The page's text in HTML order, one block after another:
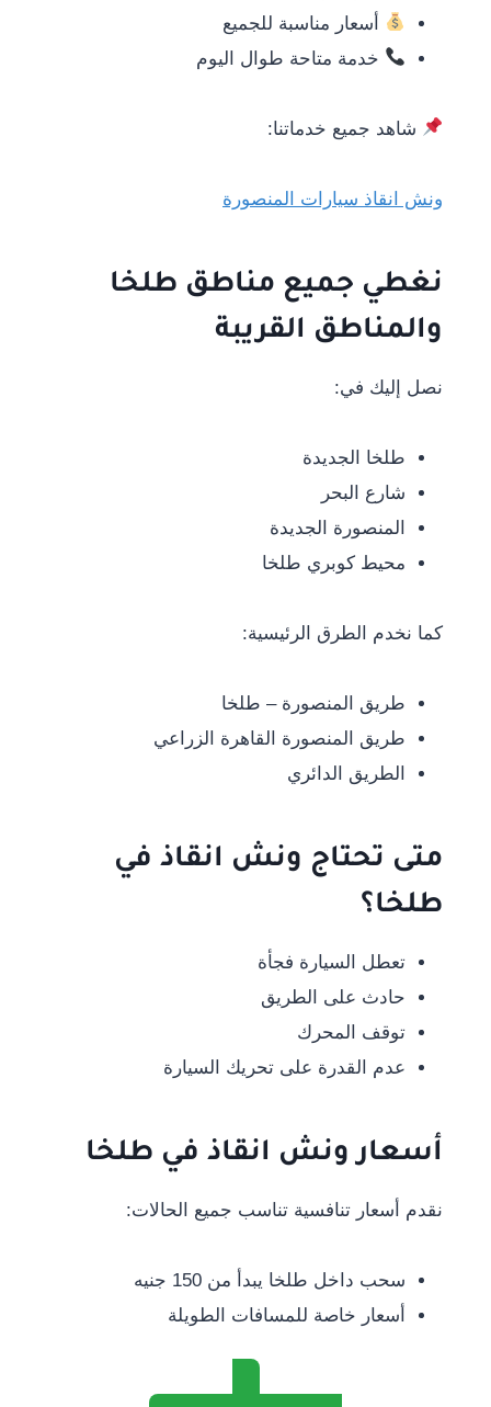
أسعار مناسبة للجميع
خدمة متاحة طوال اليوم
شاهد جميع خدماتنا:
ونش انقاذ سيارات المنصورة
نغطي جميع مناطق طلخا
والمناطق القريبة
نصل إليك في:
طلخا الجديدة
شارع البحر
المنصورة الجديدة
محيط كوبري طلخا
كما نخدم الطرق الرئيسية:
طريق المنصورة – طلخا
طريق المنصورة القاهرة الزراعي
الطريق الدائري
متى تحتاج ونش انقاذ في
طلخا؟
تعطل السيارة فجأة
حادث على الطريق
توقف المحرك
عدم القدرة على تحريك السيارة
أسعار ونش انقاذ في طلخا
نقدم أسعار تنافسية تناسب جميع الحالات:
سحب داخل طلخا يبدأ من 150 جنيه
أسعار خاصة للمسافات الطويلة